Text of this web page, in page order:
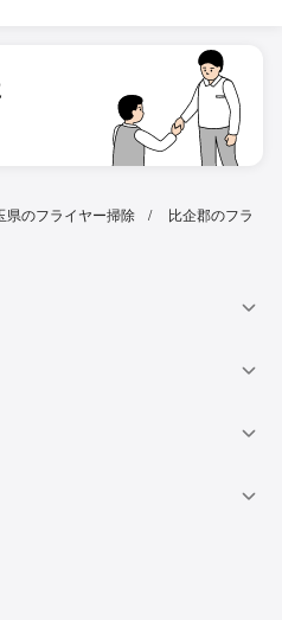
県のフライヤー掃除
比企郡のフラ